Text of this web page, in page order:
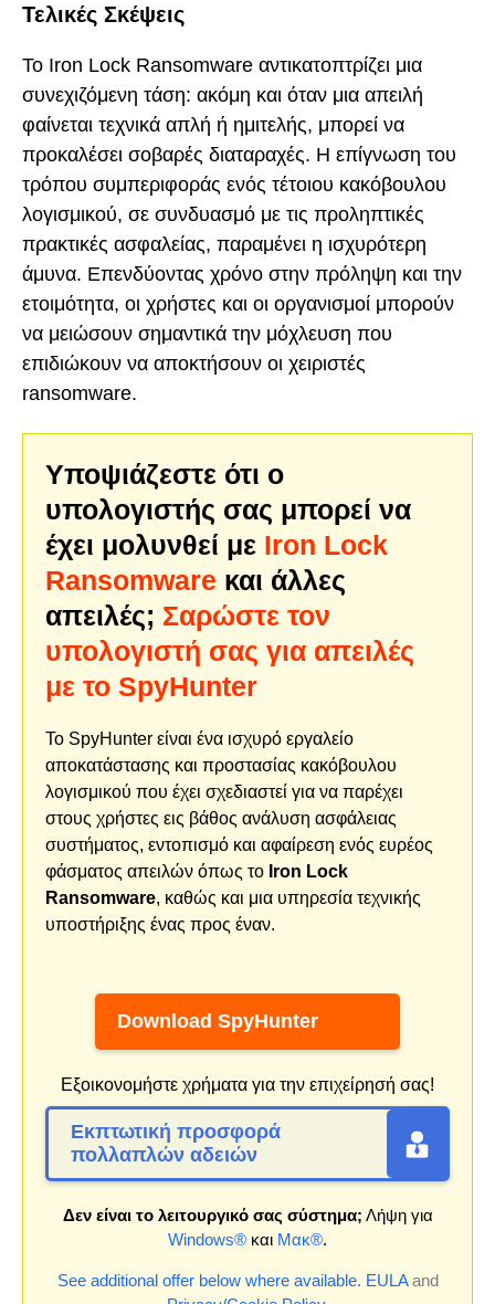
Τελικές Σκέψεις
Το Iron Lock Ransomware αντικατοπτρίζει μια
συνεχιζόμενη τάση: ακόμη και όταν μια απειλή
φαίνεται τεχνικά απλή ή ημιτελής, μπορεί να
προκαλέσει σοβαρές διαταραχές. Η επίγνωση του
τρόπου συμπεριφοράς ενός τέτοιου κακόβουλου
λογισμικού, σε συνδυασμό με τις προληπτικές
πρακτικές ασφαλείας, παραμένει η ισχυρότερη
άμυνα. Επενδύοντας χρόνο στην πρόληψη και την
ετοιμότητα, οι χρήστες και οι οργανισμοί μπορούν
να μειώσουν σημαντικά την μόχλευση που
επιδιώκουν να αποκτήσουν οι χειριστές
ransomware.
Υποψιάζεστε ότι ο
υπολογιστής σας μπορεί να
έχει μολυνθεί με Iron Lock
Ransomware και άλλες
απειλές; Σαρώστε τον
υπολογιστή σας για απειλές
με το SpyHunter
Το SpyHunter είναι ένα ισχυρό εργαλείο
αποκατάστασης και προστασίας κακόβουλου
λογισμικού που έχει σχεδιαστεί για να παρέχει
στους χρήστες εις βάθος ανάλυση ασφάλειας
συστήματος, εντοπισμό και αφαίρεση ενός ευρέος
φάσματος απειλών όπως το Iron Lock
Ransomware, καθώς και μια υπηρεσία τεχνικής
υποστήριξης ένας προς έναν.
Download SpyHunter
Εξοικονομήστε χρήματα για την επιχείρησή σας!
Εκπτωτική προσφορά
πολλαπλών αδειών
Δεν είναι το λειτουργικό σας σύστημα; Λήψη για
Windows® και Μακ®.
See additional offer below where available. EULAand